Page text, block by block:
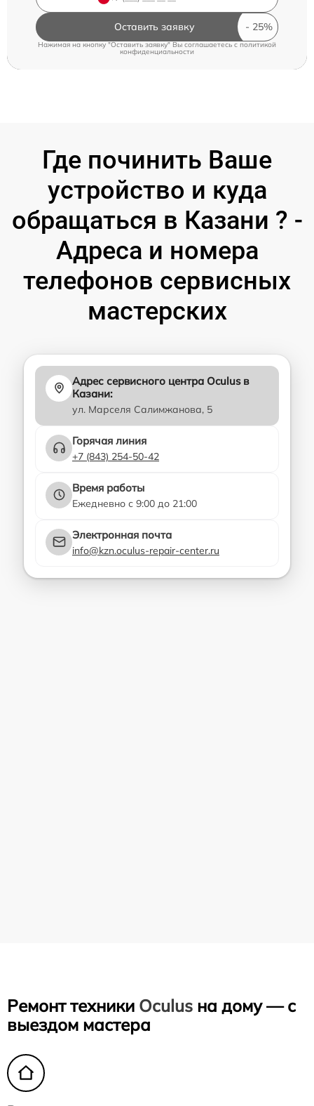
Оставить заявку
Нажимая на кнопку "Оставить заявку" Вы соглашаетесь cполитикой
конфиденциальности
Где починить Ваше
устройство и куда
обращаться в Казани ? -
Адреса и номера
телефонов сервисных
мастерских
Адрес сервисного центра Oculus в
Казани:
ул. Марселя Салимжанова, 5
Горячая линия
+7 (843) 254-50-42
Время работы
Ежедневно с 9:00 до 21:00
Электронная почта
info@kzn.oculus-repair-center.ru
Ремонт техники Oculus на дому — с
выездом мастера